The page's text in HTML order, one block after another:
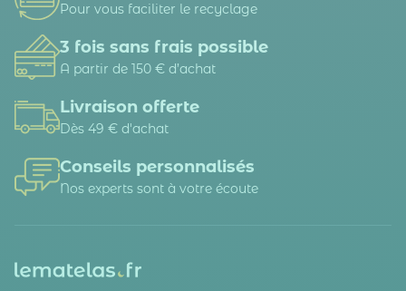
Pour vous faciliter le recyclage
3 fois sans frais possible
A partir de 150 € d’achat
Livraison offerte
Dès 49 € d'achat
Conseils personnalisés
Nos experts sont à votre écoute